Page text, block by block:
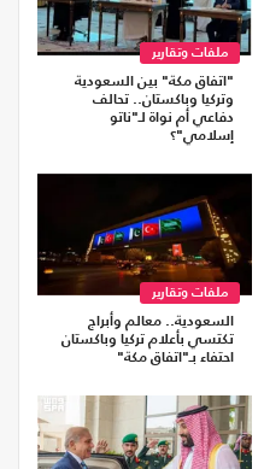
ملفات وتقارير
"اتفاق مكة" بين السعودية
وتركيا وباكستان.. تحالف
دفاعي أم نواة لـ"ناتو
إسلامي"؟
ملفات وتقارير
السعودية.. معالم وأبراج
تكتسي بأعلام تركيا وباكستان
احتفاء بـ"اتفاق مكة"